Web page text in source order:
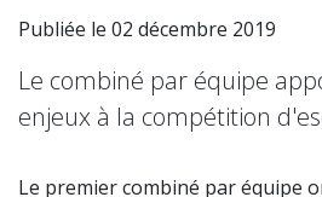
Publiée le 02 décembre 2019
Le combiné par équipe
enjeux à la compétition
Le premier combiné par équipe